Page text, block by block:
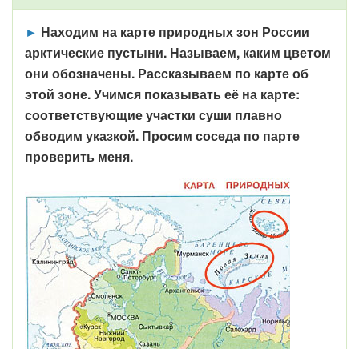
► Находим на карте природных зон России
арктические пустыни. Называем, каким цветом
они обозначены. Рассказываем по карте об
этой зоне. Учимся показывать её на карте:
соответствующие участки суши плавно
обводим указкой. Просим соседа по парте
проверить меня.